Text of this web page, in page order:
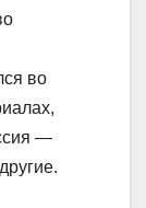
во
—